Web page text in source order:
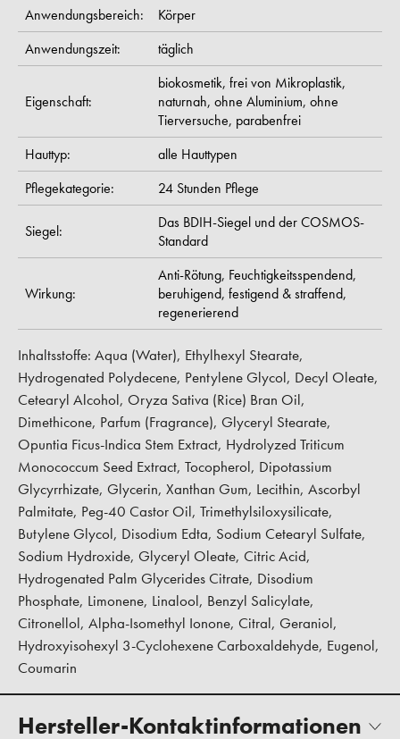
Anwendungsbereich:
Körper
Anwendungszeit:
täglich
Eigenschaft:
biokosmetik, frei von Mikroplastik,
naturnah, ohne Aluminium, ohne
Tierversuche, parabenfrei
Hauttyp:
alle Hauttypen
Pflegekategorie:
24 Stunden Pflege
Siegel:
Das BDIH-Siegel und der COSMOS-
Standard
Wirkung:
Anti-Rötung, Feuchtigkeitsspendend,
beruhigend, festigend & straffend,
regenerierend
Inhaltsstoffe: Aqua (Water), Ethylhexyl Stearate,
Hydrogenated Polydecene, Pentylene Glycol, Decyl Oleate,
Cetearyl Alcohol, Oryza Sativa (Rice) Bran Oil,
Dimethicone, Parfum (Fragrance), Glyceryl Stearate,
Opuntia Ficus-Indica Stem Extract, Hydrolyzed Triticum
Monococcum Seed Extract, Tocopherol, Dipotassium
Glycyrrhizate, Glycerin, Xanthan Gum, Lecithin, Ascorbyl
Palmitate, Peg-40 Castor Oil, Trimethylsiloxysilicate,
Butylene Glycol, Disodium Edta, Sodium Cetearyl Sulfate,
Sodium Hydroxide, Glyceryl Oleate, Citric Acid,
Hydrogenated Palm Glycerides Citrate, Disodium
Phosphate, Limonene, Linalool, Benzyl Salicylate,
Citronellol, Alpha-Isomethyl Ionone, Citral, Geraniol,
Hydroxyisohexyl 3-Cyclohexene Carboxaldehyde, Eugenol,
Coumarin
Hersteller-Kontaktinformationen